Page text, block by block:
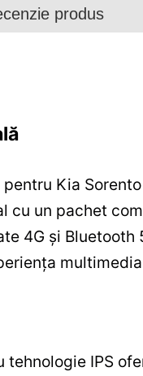
produs
pentru Kia
cu un pachet
4G și
tehnologie IPS